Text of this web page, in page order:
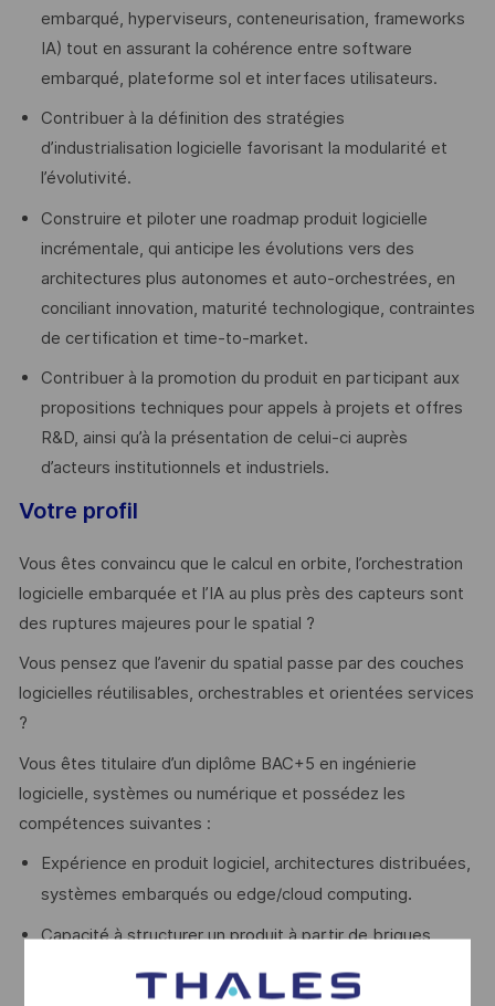
embarqué, hyperviseurs, conteneurisation, frameworks
IA) tout en assurant la cohérence entre software
embarqué, plateforme sol et interfaces utilisateurs.
Contribuer à la définition des stratégies
d’industrialisation logicielle favorisant la modularité et
l’évolutivité.
Construire et piloter une roadmap produit logicielle
incrémentale, qui anticipe les évolutions vers des
architectures plus autonomes et auto-orchestrées, en
conciliant innovation, maturité technologique, contraintes
de certification et time-to-market.
Contribuer à la promotion du produit en participant aux
propositions techniques pour appels à projets et offres
R&D, ainsi qu’à la présentation de celui-ci auprès
d’acteurs institutionnels et industriels.
Votre profil
Vous êtes convaincu que le calcul en orbite, l’orchestration
logicielle embarquée et l’IA au plus près des capteurs sont
des ruptures majeures pour le spatial ?
Vous pensez que l’avenir du spatial passe par des couches
logicielles réutilisables, orchestrables et orientées services
?
Vous êtes titulaire d’un diplôme BAC+5 en ingénierie
logicielle, systèmes ou numérique et possédez les
compétences suivantes :
Expérience en produit logiciel, architectures distribuées,
systèmes embarqués ou edge/cloud computing.
Capacité à structurer un produit à partir de briques
performance, de fiabilité et de ressources.